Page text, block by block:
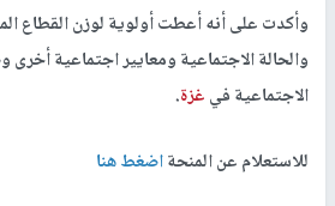
وأكدت على أنه أعطت أولوية لوزن القطاع
والحالة الاجتماعية ومعايير اجتماعية
الاجتماعية فيغزة.
للاستعلام عن المنحةاضغط هنا